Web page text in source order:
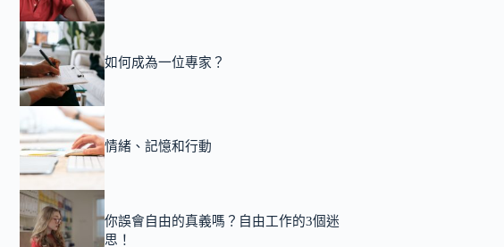
如何成為一位專家？
情緒、記憶和行動
你誤會自由的真義嗎？自由工作的3個迷
思！